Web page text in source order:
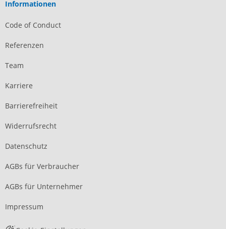
Informationen
Code of Conduct
Referenzen
Team
Karriere
Barrierefreiheit
Widerrufsrecht
Datenschutz
AGBs für Verbraucher
AGBs für Unternehmer
Impressum